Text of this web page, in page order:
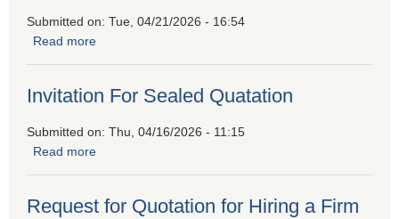
Submitted on: Tue, 04/21/2026 - 16:54
Read more
Invitation For Sealed Quatation
Submitted on: Thu, 04/16/2026 - 11:15
Read more
Request for Quotation for Hiring a Firm